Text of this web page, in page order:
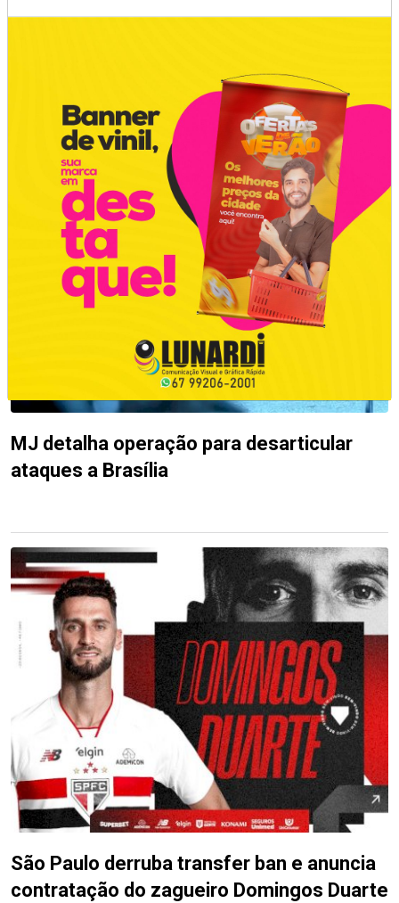
Produção da indústria brasileira cai 1,8%
MJ detalha operação para desarticular
ataques a Brasília
São Paulo derruba transfer ban e anuncia
contratação do zagueiro Domingos Duarte